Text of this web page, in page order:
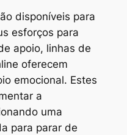
disponíveis para
esforços para
apoio, linhas de
oferecem
emocional. Estes
a
uma
para parar de